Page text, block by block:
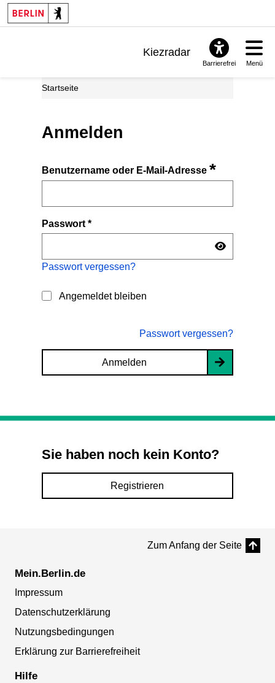
Kiezradar
Barrierefrei Menü
Startseite
Anmelden
Benutzername oder E-Mail-Adresse*
Passwort*
Passwort vergessen?
Angemeldet bleiben
Passwort vergessen?
Anmelden
Sie haben noch kein Konto?
Registrieren
Zum Anfang der Seite
Mein.Berlin.de
Impressum
Datenschutzerklärung
Nutzungsbedingungen
Erklärung zur Barrierefreiheit
Hilfe